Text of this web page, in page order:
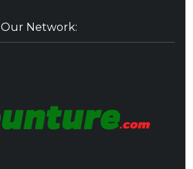
Our Network: